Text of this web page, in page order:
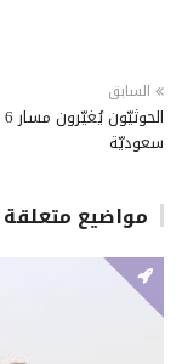
السابق
سعوديّة
مواضيع متعلقة